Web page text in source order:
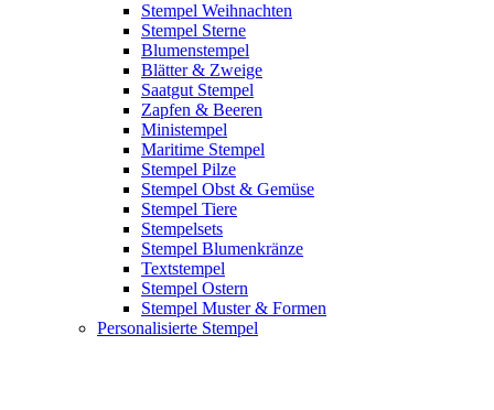
Stempel Weihnachten
Stempel Sterne
Blumenstempel
Blätter & Zweige
Saatgut Stempel
Zapfen & Beeren
Ministempel
Maritime Stempel
Stempel Pilze
Stempel Obst & Gemüse
Stempel Tiere
Stempelsets
Stempel Blumenkränze
Textstempel
Stempel Ostern
Stempel Muster & Formen
Personalisierte Stempel